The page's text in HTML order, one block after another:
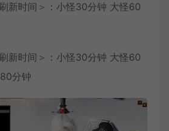
新时间＞：小怪30分钟 大怪60
新时间＞：小怪30分钟 大怪60
分钟